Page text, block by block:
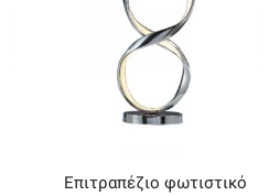
Επιτραπέζιο φωτιστικό